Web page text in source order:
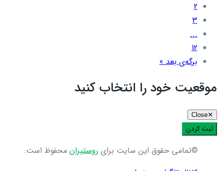
2
3
...
12
برگه‌ی بعد »
موقعیت خود را انتخاب کنید
✕
Close
ثبت کردن
©تمامی حقوق این سایت برای روستیران محفوظ است.